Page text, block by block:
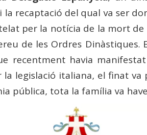
la recaptació del qual va ser
per la notícia de la mort de
de les Ordres Dinàstiques.
recentment havia
legislació italiana, el finat
pública, tota la família va